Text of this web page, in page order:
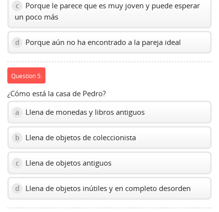
c
Porque le parece que es muy joven y puede esperar
un poco más
d Porque aún no ha encontrado a la pareja ideal
Question 5:
¿Cómo está la casa de Pedro?
a Llena de monedas y libros antiguos
b Llena de objetos de coleccionista
c Llena de objetos antiguos
d Llena de objetos inútiles y en completo desorden